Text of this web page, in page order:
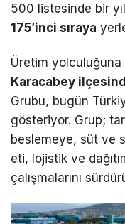
500 listesinde bir
175’inci sıraya
Üretim yolculuğuna
Karacabey
Grubu, bugün
gösteriyor. Grup;
beslemeye, süt ve
eti, lojistik ve
çalışmalarını